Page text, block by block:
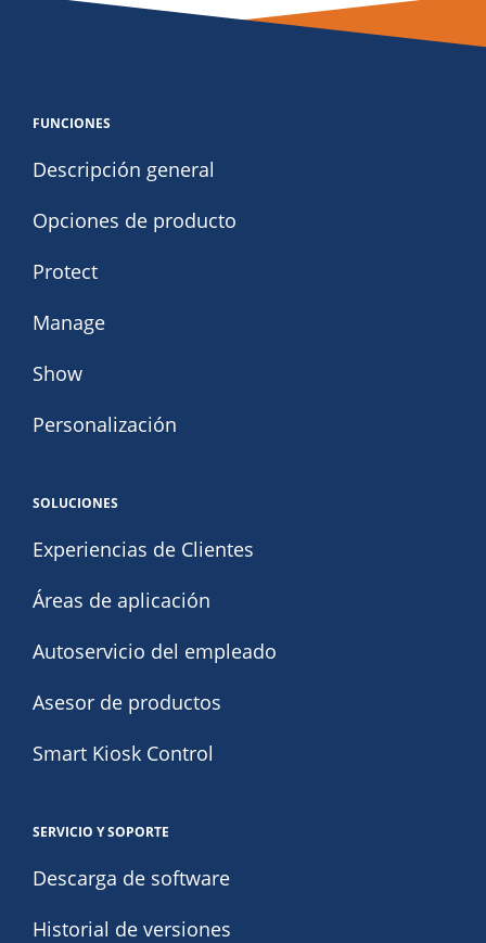
FUNCIONES
Descripción general
Opciones de producto
Protect
Manage
Show
Personalización
SOLUCIONES
Experiencias de Clientes
Áreas de aplicación
Autoservicio del empleado
Asesor de productos
Smart Kiosk Control
SERVICIO Y SOPORTE
Descarga de software
Historial de versiones